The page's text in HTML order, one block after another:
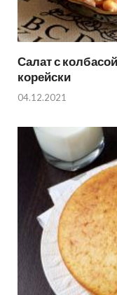
Салат с
корейски
04.12.2021